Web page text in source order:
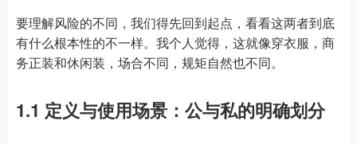
要理解风险的不同，我们得先回到起点，看看这两者到底
有什么根本性的不一样。我个人觉得，这就像穿衣服，商
务正装和休闲装，场合不同，规矩自然也不同。
1.1 定义与使用场景：公与私的明确划分